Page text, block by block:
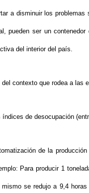
a disminuir los
pueden ser un
del interior del país.
contexto que rodea a las
índices de desocupación
de la
Para producir 1
se redujo a 9,4